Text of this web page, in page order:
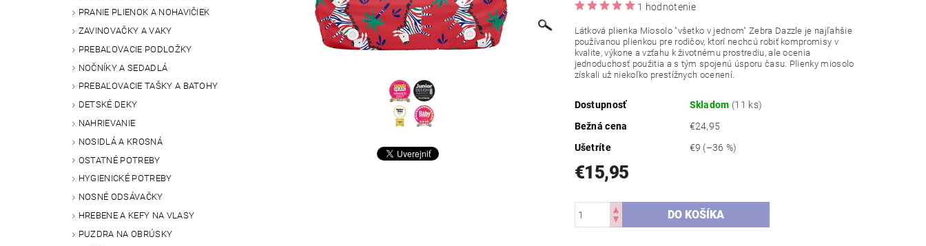
PRANIE PLIENOK A NOHAVIČIEK
ZAVINOVAČKY A VAKY
PREBAĽOVACIE PODLOŽKY
NOČNÍKY A SEDADLÁ
PREBAĽOVACIE TAŠKY A BATOHY
DETSKÉ DEKY
NAHRIEVANIE
NOSIDLÁ A KROSNÁ
OSTATNÉ POTREBY
HYGIENICKÉ POTREBY
NOSNÉ ODSÁVAČKY
HREBENE A KEFY NA VLASY
PUZDRA NA OBRÚSKY
1 hodnotenie
Látková plienka Miosolo "všetko v jednom" Zebra Dazzle je najľahšie
používanou plienkou pre rodičov, ktorí nechcú robiť kompromisy v
kvalite, výkone a vzťahu k životnému prostrediu, ale ocenia
jednoduchosť použitia a s tým spojenú úsporu času. Plienky miosolo
získali už niekoľko prestížnych ocenení.
Dostupnosť Skladom (11 ks)
Bežná cena
€24,95
Ušetríte
€9 (–36 %)
€15,95